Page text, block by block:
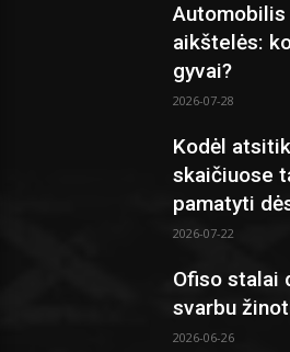
aikštelės:
gyvai?
2026-07-28
Kodėl
skaičiuose
pamatyti
2026-07-22
Ofiso stalai
svarbu
2026-06-26